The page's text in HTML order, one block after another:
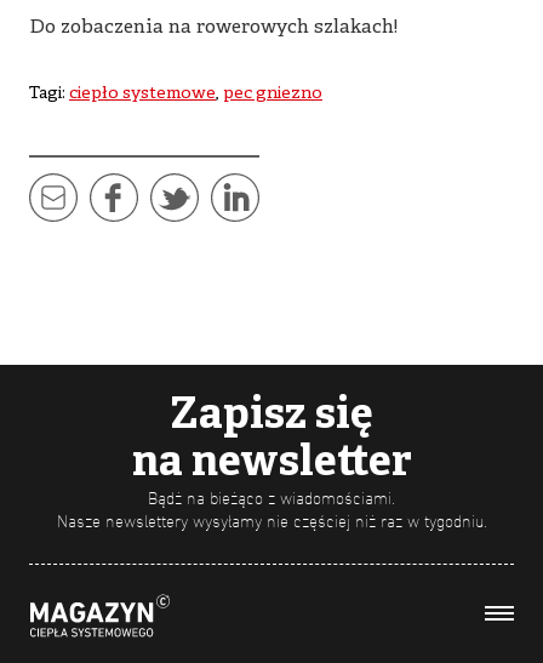
Do zobaczenia na rowerowych szlakach!
Tagi: ciepło systemowe, pec gniezno
Zapisz się
na newsletter
Bądż na bieżąco z wiadomościami.
Nasze newslettery wysyłamy nie częściej niż raz w tygodniu.